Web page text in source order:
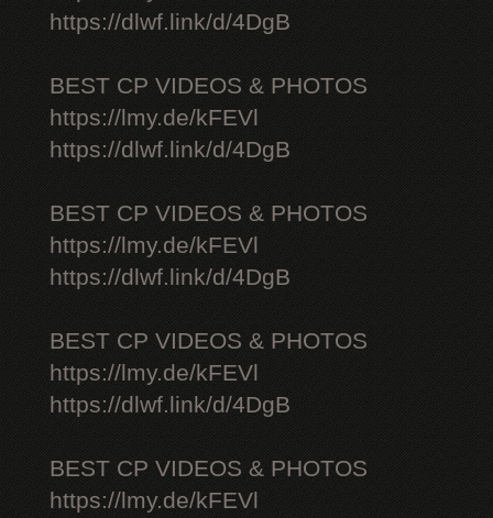
https://dlwf.link/d/4DgB
BEST CP VIDEOS & PHOTOS
https://lmy.de/kFEVl
https://dlwf.link/d/4DgB
BEST CP VIDEOS & PHOTOS
https://lmy.de/kFEVl
https://dlwf.link/d/4DgB
BEST CP VIDEOS & PHOTOS
https://lmy.de/kFEVl
https://dlwf.link/d/4DgB
BEST CP VIDEOS & PHOTOS
https://lmy.de/kFEVl